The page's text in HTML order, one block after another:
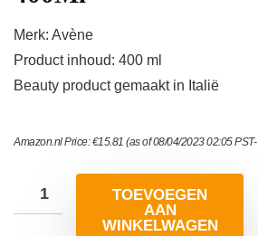
Merk: Avène
Product inhoud: 400 ml
Beauty product gemaakt in Italië
Amazon.nl Price:€15.81 (as of 08/04/2023 02:05 PST-
TOEVOEGEN
AAN
WINKELWAGEN